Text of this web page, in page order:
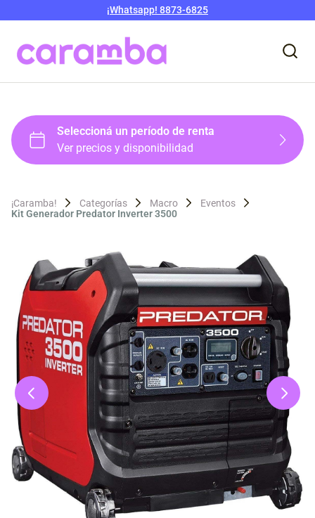
¡Whatsapp! 8873-6825
¡Caramba! Categorías Macro
Eventos
Kit Generador Predator Inverter 3500